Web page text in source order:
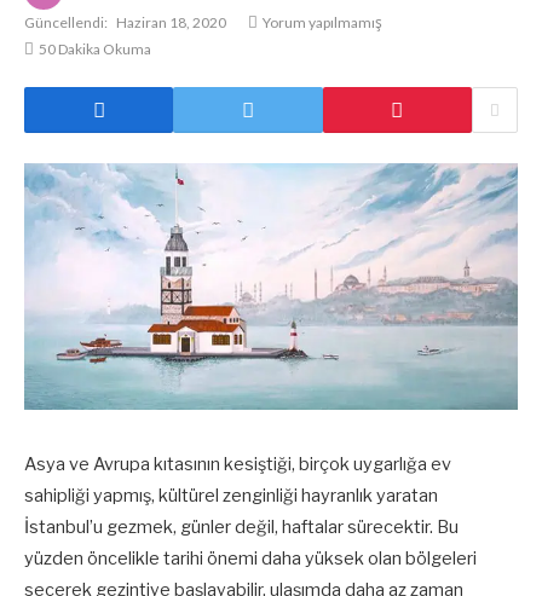
Güncellendi: Haziran 18, 2020
Yorum yapılmamış
50 Dakika Okuma
Asya ve Avrupa kıtasının kesiştiği, birçok uygarlığa ev
sahipliği yapmış, kültürel zenginliği hayranlık yaratan
İstanbul’u gezmek, günler değil, haftalar sürecektir. Bu
yüzden öncelikle tarihi önemi daha yüksek olan bölgeleri
seçerek gezintiye başlayabilir, ulaşımda daha az zaman